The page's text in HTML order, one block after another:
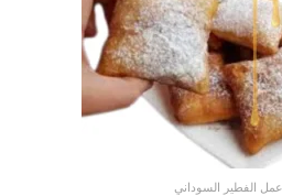
الفطير السوداني